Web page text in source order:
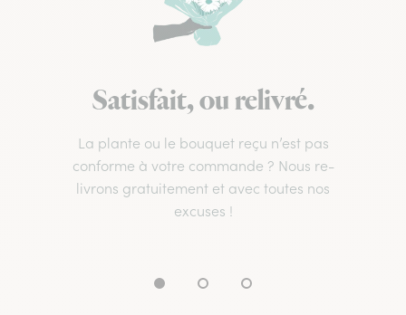
Satisfait, ou relivré.
La plante ou le bouquet reçu n’est pas
conforme à votre commande ? Nous re-
livrons gratuitement et avec toutes nos
excuses !